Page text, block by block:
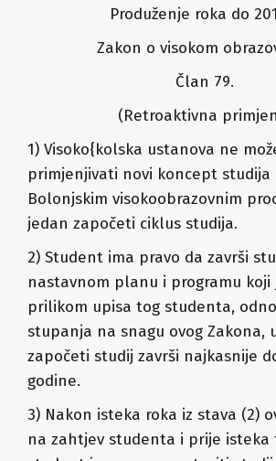
Produženje roka do
Zakon o visokom
Član 79.
(Retroaktivna
1) Visoko{kolska ustanova ne
primjenjivati novi koncept studija
Bolonjskim visokoobrazovnim
jedan započeti ciklus studija.
2) Student ima pravo da završi
nastavnom planu i programu koji
prilikom upisa tog studenta,
stupanja na snagu ovog Zakona,
započeti studij završi najkasnije
godine.
3) Nakon isteka roka iz stava (2)
na zahtjev studenta i prije isteka